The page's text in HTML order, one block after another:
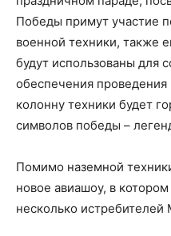
Победы примут участие
военной техники, также
будут использованы для
обеспечения
колонну техники будет
символов победы –
Помимо наземной
новое авиашоу, в
несколько истребителей